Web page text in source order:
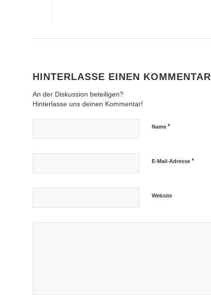
HINTERLASSE EINEN KOMMENTAR
An der Diskussion beteiligen?
Hinterlasse uns deinen Kommentar!
Name *
E-Mail-Adresse *
Website